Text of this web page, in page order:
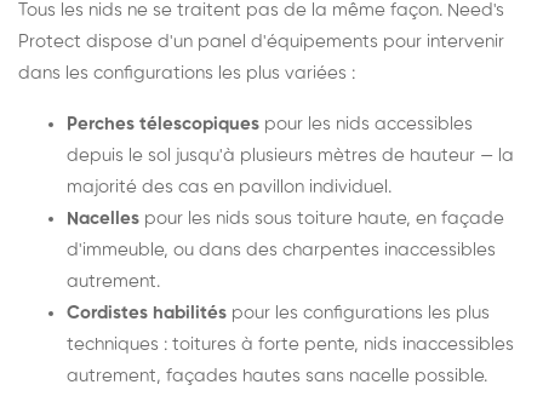
Tous les nids ne se traitent pas de la même façon. Need's
Protect dispose d'un panel d'équipements pour intervenir
dans les configurations les plus variées :
Perches télescopiques pour les nids accessibles
depuis le sol jusqu'à plusieurs mètres de hauteur — la
majorité des cas en pavillon individuel.
Nacelles pour les nids sous toiture haute, en façade
d'immeuble, ou dans des charpentes inaccessibles
autrement.
Cordistes habilités pour les configurations les plus
techniques : toitures à forte pente, nids inaccessibles
autrement, façades hautes sans nacelle possible.